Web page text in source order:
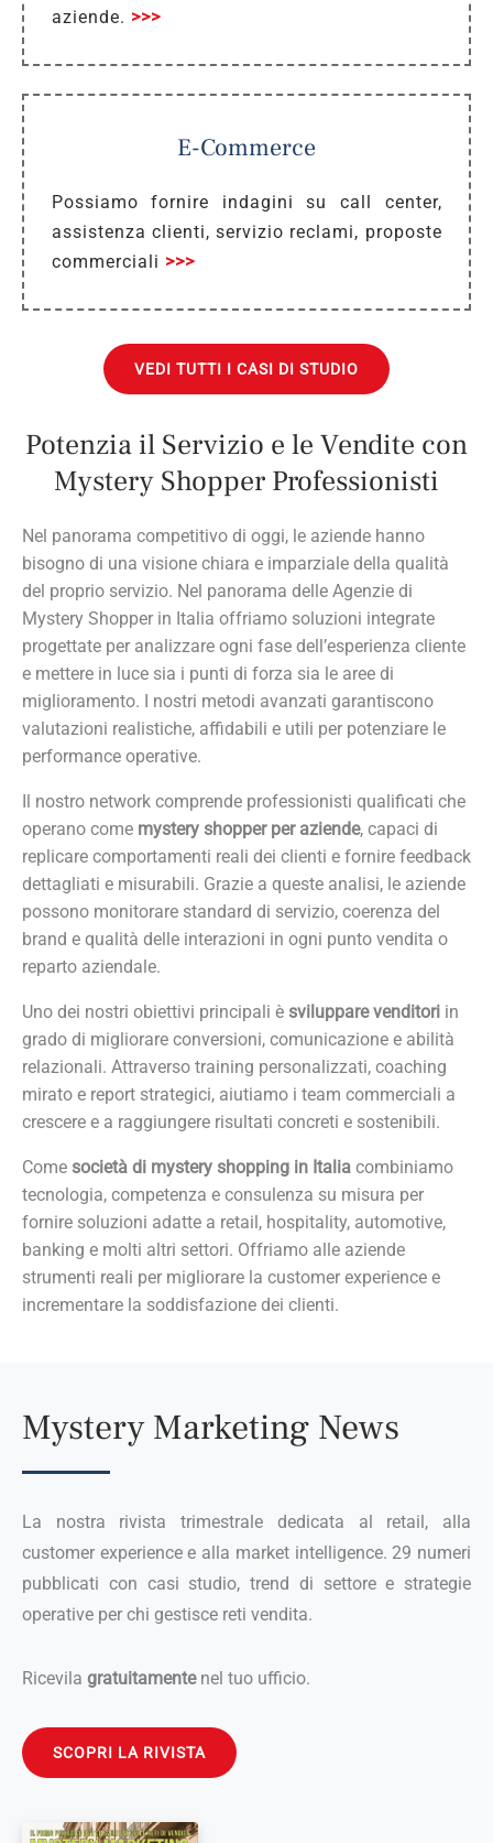
aziende. >>>
E-Commerce
Possiamo fornire indagini su call center,
assistenza clienti, servizio reclami, proposte
commerciali >>>
VEDI TUTTI I CASI DI STUDIO
Potenzia il Servizio e le Vendite con
Mystery Shopper Professionisti
Nel panorama competitivo di oggi, le aziende hanno
bisogno di una visione chiara e imparziale della qualità
del proprio servizio. Nel panorama delle Agenzie di
Mystery Shopper in Italia offriamo soluzioni integrate
progettate per analizzare ogni fase dell’esperienza cliente
e mettere in luce sia i punti di forza sia le aree di
miglioramento. I nostri metodi avanzati garantiscono
valutazioni realistiche, affidabili e utili per potenziare le
performance operative.
Il nostro network comprende professionisti qualificati che
operano come mystery shopper per aziende, capaci di
replicare comportamenti reali dei clienti e fornire feedback
dettagliati e misurabili. Grazie a queste analisi, le aziende
possono monitorare standard di servizio, coerenza del
brand e qualità delle interazioni in ogni punto vendita o
reparto aziendale.
Uno dei nostri obiettivi principali è sviluppare venditori in
grado di migliorare conversioni, comunicazione e abilità
relazionali. Attraverso training personalizzati, coaching
mirato e report strategici, aiutiamo i team commerciali a
crescere e a raggiungere risultati concreti e sostenibili.
Come società di mystery shopping in Italia combiniamo
tecnologia, competenza e consulenza su misura per
fornire soluzioni adatte a retail, hospitality, automotive,
banking e molti altri settori. Offriamo alle aziende
strumenti reali per migliorare la customer experience e
incrementare la soddisfazione dei clienti.
Mystery Marketing News
La nostra rivista trimestrale dedicata al retail, alla
customer experience e alla market intelligence. 29 numeri
pubblicati con casi studio, trend di settore e strategie
operative per chi gestisce reti vendita.
Ricevila gratuitamentenel tuo ufficio.
SCOPRI LA RIVISTA